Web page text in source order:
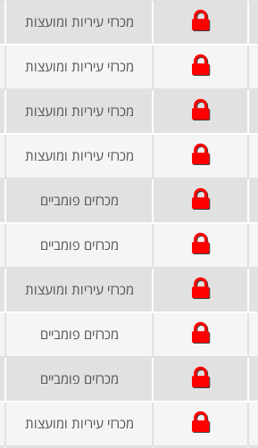
מכרזי עיריות ומועצות
מכרזי עיריות ומועצות
מכרזי עיריות ומועצות
מכרזי עיריות ומועצות
מכרזים פומביים
מכרזים פומביים
מכרזי עיריות ומועצות
מכרזים פומביים
מכרזים פומביים
מכרזי עיריות ומועצות